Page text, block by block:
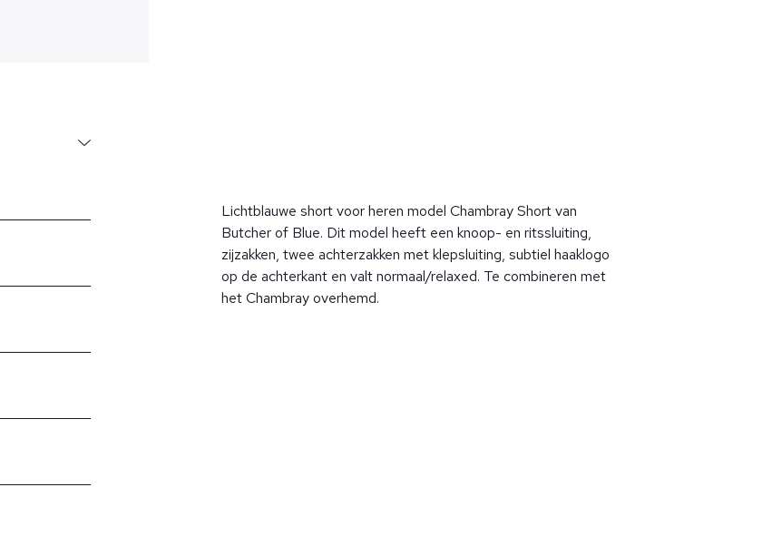
Lichtblauwe short voor heren model Chambray Short van
Butcher of Blue. Dit model heeft een knoop- en ritssluiting,
zijzakken, twee achterzakken met klepsluiting, subtiel haaklogo
op de achterkant en valt normaal/relaxed. Te combineren met
het Chambray overhemd.